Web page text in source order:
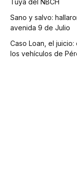
Tuya del NBCH
Sano y salvo:
avenida 9 de Julio
Caso Loan, el
los vehículos de